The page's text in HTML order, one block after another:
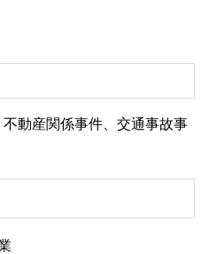
動産関係事件、交通事故事